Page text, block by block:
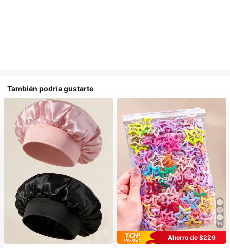
También podría gustarte
#1 Más vendidos
en Multicolor Gorros para el pelo para mujer
Establecido hace 1 año
16
Ahorro de $229